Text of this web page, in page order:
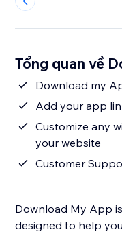
Tổng quan về
Download my
Add your app
Customize any
your website
Customer
Download My App
designed to help